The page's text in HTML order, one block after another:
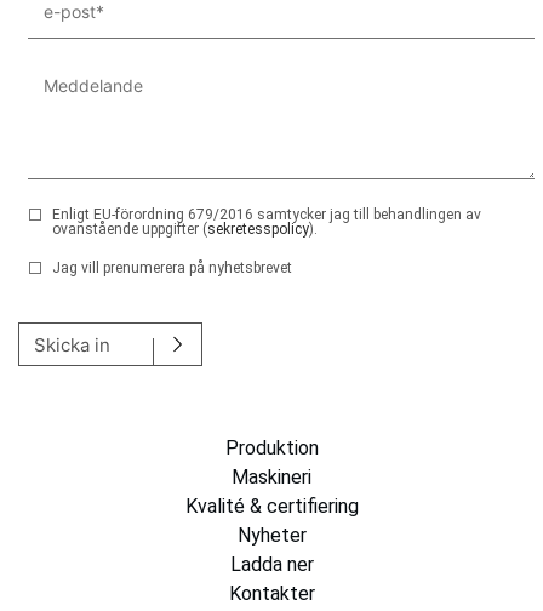
Produktion
Maskineri
Kvalité & certifiering
Nyheter
Ladda ner
Kontakter
Enligt EU-förordning 679/2016 samtycker jag till behandlingen av
ovanstående uppgifter (sekretesspolicy).
Jag vill prenumerera på nyhetsbrevet
Skicka in